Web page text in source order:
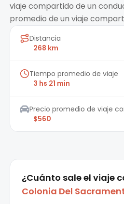
viaje compartido de un
promedio de un viaje
Distancia
268 km
Tiempo promedio de viaje
3 hs 21 min
Precio promedio de viaje
$560
¿Cuánto sale el viaje
Colonia Del